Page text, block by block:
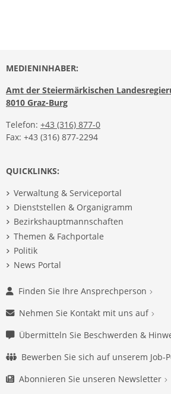
MEDIENINHABER:
Amt der Steiermärkischen
8010 Graz-Burg
Telefon: +43 (316) 877-0
Fax: +43 (316) 877-2294
QUICKLINKS:
Verwaltung & Serviceportal
Dienststellen & Organigramm
Bezirkshauptmannschaften
Themen & Fachportale
Politik
News Portal
Finden Sie Ihre Ansprechperson
Nehmen Sie Kontakt mit uns auf
Übermitteln Sie Beschwerden &
Bewerben Sie sich auf unserem Job-
Abonnieren Sie unseren Newsletter